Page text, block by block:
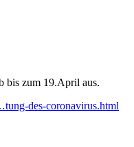
bis zum 19.April aus.
des-coronavirus.html